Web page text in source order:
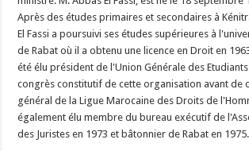
Après des études primaires et secondaires à
El Fassi a poursuivi ses études supérieures à
de Rabat où il a obtenu une licence en Droit en
été élu président de l'Union Générale des
congrès constitutif de cette organisation avant de
général de la Ligue Marocaine des Droits de
également élu membre du bureau exécutif de
des Juristes en 1973 et bâtonnier de Rabat en 1975.